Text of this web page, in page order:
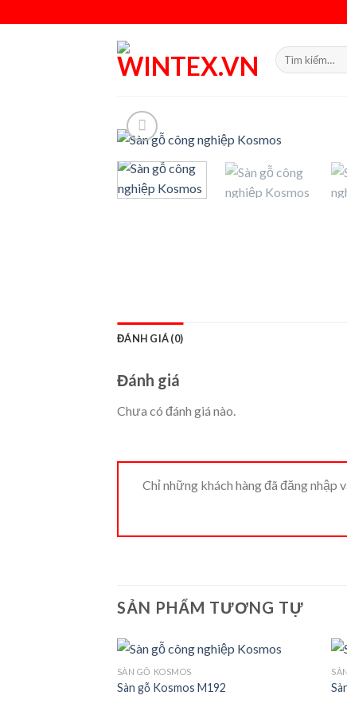
to
Tìm
kiếm:
ĐÁNH GIÁ (0)
Đánh giá
Chưa có đánh giá nào.
Chỉ những khách hàng đã đăng nhập
SẢN PHẨM TƯƠNG TỰ
SÀN GỖ KOSMOS
Sàn gỗ Kosmos M192